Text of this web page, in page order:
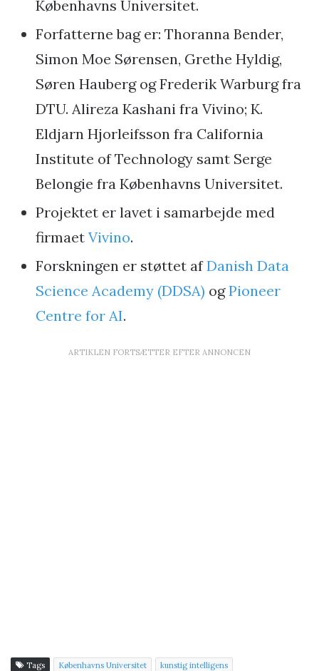
Københavns Universitet.
Forfatterne bag er: Thoranna Bender,
Simon Moe Sørensen, Grethe Hyldig,
Søren Hauberg og Frederik Warburg fra
DTU. Alireza Kashani fra Vivino; K.
Eldjarn Hjorleifsson fra California
Institute of Technology samt Serge
Belongie fra Københavns Universitet.
Projektet er lavet i samarbejde med
firmaet Vivino.
Forskningen er støttet afDanish Data
Science Academy (DDSA) ogPioneer
Centre for AI.
ARTIKLEN FORTSÆTTER EFTER ANNONCEN
Tags Københavns Universitet kunstig intelligens